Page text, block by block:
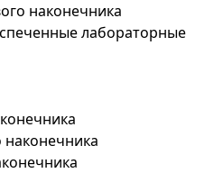
наконечника
лабораторные